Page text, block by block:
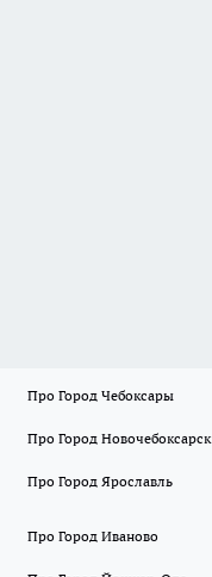
Про Город Чебоксары
Про Город Новочебоксарск
Про Город Ярославль
Про Город Иваново